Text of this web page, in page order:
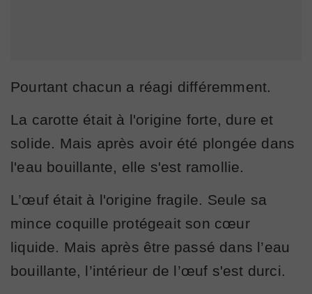
Pourtant chacun a réagi différemment.
La carotte était à l'origine forte, dure et
solide. Mais après avoir été plongée dans
l'eau bouillante, elle s'est ramollie.
L’œuf était à l'origine fragile. Seule sa
mince coquille protégeait son cœur
liquide. Mais après être passé dans l’eau
bouillante, l’intérieur de l’œuf s'est durci.